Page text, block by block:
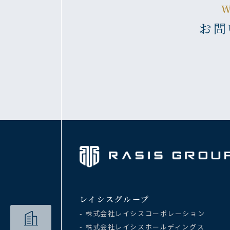
お
レイシスグループ
- 株式会社レイシスコーポレーション
- 株式会社レイシスホールディングス